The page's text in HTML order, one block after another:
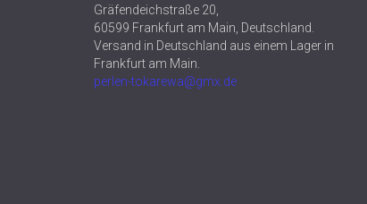
Gräfendeichstraße 20,
60599 Frankfurt am Main, Deutschland.
Versand in Deutschland aus einem Lager in
Frankfurt am Main.
perlen-tokarewa@gmx.de